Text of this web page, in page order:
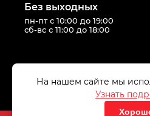
Без выходных
пн-пт с 10:00 до 19:00
сб-вс с 11:00 до 18:00
На нашем сайте мы
Узнать